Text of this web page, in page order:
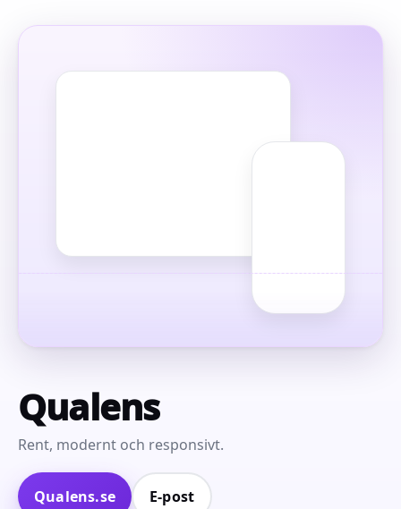
Qualens
Rent, modernt och responsivt.
Qualens.se E‑post